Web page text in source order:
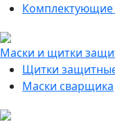
Комплектующие
Маски и щитки
Щитки
Маски сварщика